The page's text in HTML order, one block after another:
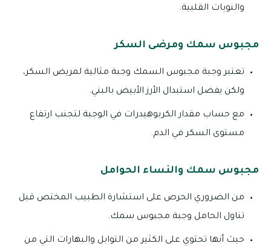
والنوبات القلبية.
مجبوس سمك ومرضى السكر
تعتبر وجبة مجبوس السمك وجبة مثالية لمريض السكر،
ولكن يفضل استبدال الأرز الأبيض بالبني.
مع حساب مقدار الكربوهيدرات في الوجبة لتجنب ارتفاع
مستوى السكر في الدم.
مجبوس سمك والنساء الحوامل
من الضروري الحرص على استشارة الطبيب المختص قبل
تناول الحامل وجبة مجبوس سمك.
حيث أنها تحتوي على الكثير من التوابل والبهارات التي من